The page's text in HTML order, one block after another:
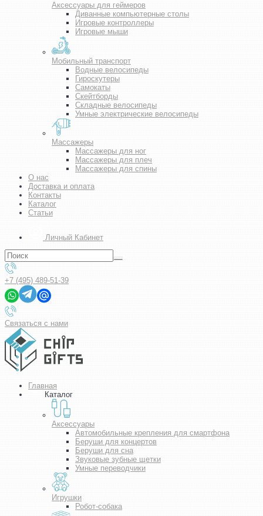
Аксессуары для геймеров
Диванные компьютерные столы
Игровые контроллеры
Игровые мыши
Мобильный транспорт
Водные велосипеды
Гироскутеры
Самокаты
Скейтборды
Складные велосипеды
Умные электрические велосипеды
Массажеры
Массажеры для ног
Массажеры для плеч
Массажеры для спины
О нас
Доставка и оплата
Контакты
Каталог
Статьи
Личный Кабинет
+7 (495) 489-51-39
Связаться с нами
Главная
Каталог
Аксессуары
Автомобильные крепления для смартфона
Беруши для концертов
Беруши для сна
Звуковые зубные щетки
Умные переводчики
Игрушки
Робот-собака